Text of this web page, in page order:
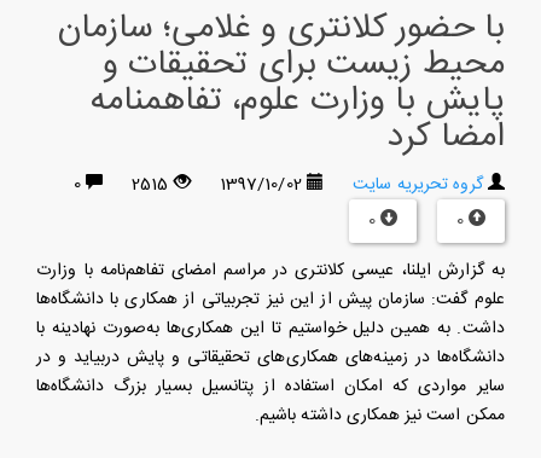
با حضور کلانتری و غلامی؛ سازمان
محیط زیست برای تحقیقات و
پایش با وزارت علوم، تفاهمنامه
امضا کرد
گروه تحریریه سایت 1397/10/02
2515
0
0
0
به گزارش ایلنا، عیسی کلانتری در مراسم امضای تفاهم‌نامه با وزارت
علوم گفت: سازمان پیش‌ از این نیز تجربیاتی از همکاری با دانشگاه‌ها
داشت. به همین دلیل خواستیم تا این همکاری‌ها به‌صورت نهادینه با
دانشگاه‌ها در زمینه‌های همکاری‌های تحقیقاتی و پایش دربیاید و در
سایر مواردی که امکان استفاده از پتانسیل بسیار بزرگ دانشگاه‌ها
ممکن است نیز همکاری داشته باشیم.